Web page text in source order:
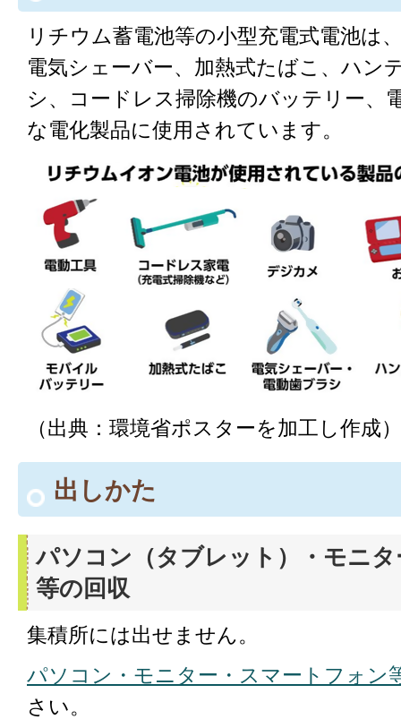
リチウム蓄電池等の小型充電式電池は
電気シェーバー、加熱式たばこ、ハン
シ、コードレス掃除機のバッテリー、
な電化製品に使用されています。
（出典：環境省ポスターを加工し作成）
出しかた
パソコン（タブレット）・モニ
等の回収
集積所には出せません。
パソコン・モニター・スマートフォン
さい。